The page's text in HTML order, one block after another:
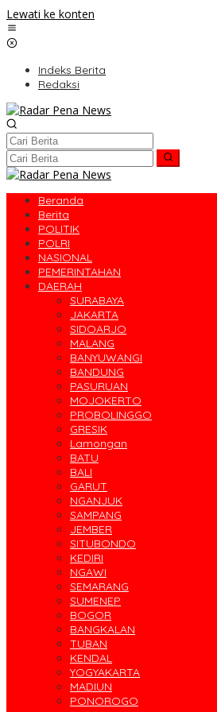
Lewati ke konten
Indeks Berita
Redaksi
Beranda
Berita
POLITIK
POLRI
NASIONAL
PEMERINTAHAN
DAERAH
SURABAYA
JAKARTA
SIDOARJO
MALANG
BANYUWANGI
BANDUNG
PASURUAN
MOJOKERTO
PROBOLINGGO
GRESIK
Lamongan
BATU
BALI
GARUT
NGANJUK
SAMPANG
JEMBER
SITUBONDO
KEDIRI
NGAWI
SEMARANG
SUMENEP
BOGOR
BANGKALAN
TUBAN
KENDAL
YOGYAKARTA
MADIUN
PONOROGO